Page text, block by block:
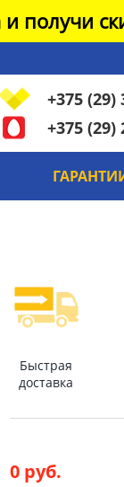
получи
+375 (29)
+375 (29)
Быстрая
доставка
0 руб.